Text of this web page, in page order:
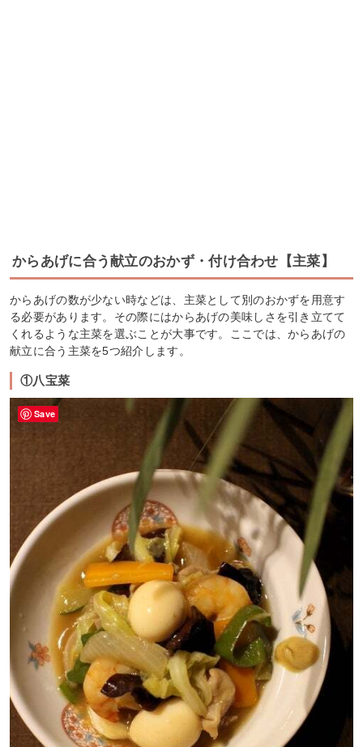
からあげに合う献立のおかず・付け合わせ【主菜】
からあげの数が少ない時などは、主菜として別のおかずを用意す
る必要があります。その際にはからあげの美味しさを引き立てて
くれるような主菜を選ぶことが大事です。ここでは、からあげの
献立に合う主菜を5つ紹介します。
①八宝菜
Save